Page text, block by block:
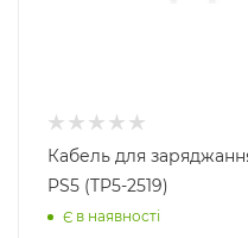
Кабель для
PS5 (TP5-2519)
Є в наявності